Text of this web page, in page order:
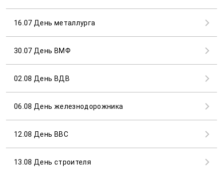
16.07 День металлурга
30.07 День ВМФ
02.08 День ВДВ
06.08 День железнодорожника
12.08 День ВВС
13.08 День строителя